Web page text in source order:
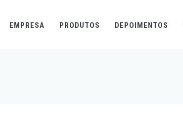
EMPRESA PRODUTOS DEPOIMENTOS